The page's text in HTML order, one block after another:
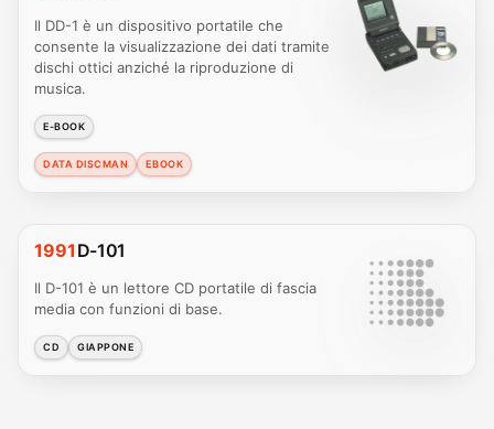
Il DD-1 è un dispositivo portatile che
consente la visualizzazione dei dati tramite
dischi ottici anziché la riproduzione di
musica.
E-BOOK
DATA DISCMAN EBOOK
1991 D-101
Il D-101 è un lettore CD portatile di fascia
media con funzioni di base.
CD GIAPPONE